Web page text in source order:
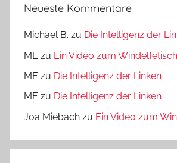
Neueste Kommentare
Michael B. zu Die Intelligenz der
ME zu Ein Video zum Windelfetisch
ME zu Die Intelligenz der Linken
ME zu Die Intelligenz der Linken
Joa Miebach zu Ein Video zum